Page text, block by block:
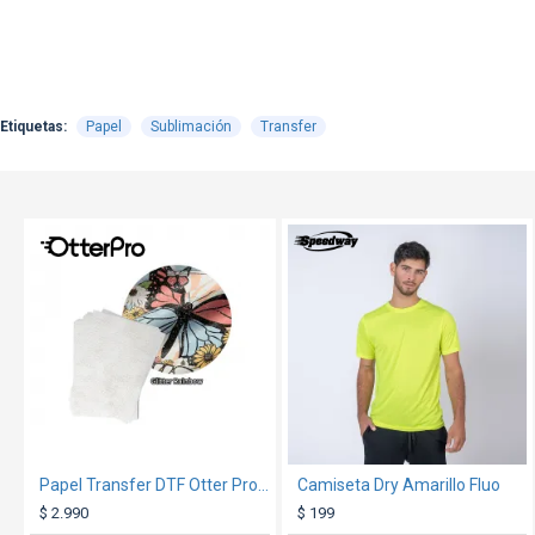
Etiquetas: Papel Sublimación Transfer
TEXTTRANSPARENTE
$ 2.990
TEXTTRANSPARENTE
Camiseta Dry Amarillo Fluo
$ 199